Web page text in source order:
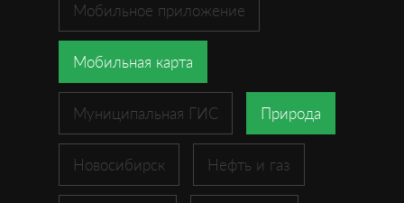
Мобильное приложение
Мобильная карта
Муниципальная ГИС Природа
Новосибирск Нефть и газ